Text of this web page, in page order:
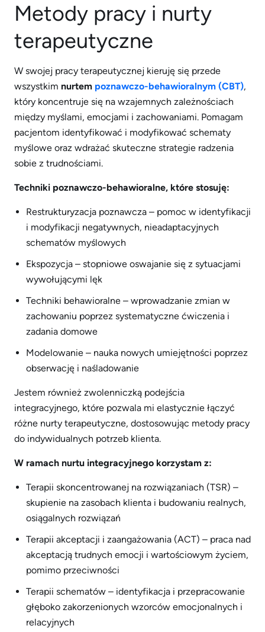
Metody pracy i nurty
terapeutyczne
W swojej pracy terapeutycznej kieruję się przede
wszystkim nurtem poznawczo-behawioralnym (CBT),
który koncentruje się na wzajemnych zależnościach
między myślami, emocjami i zachowaniami. Pomagam
pacjentom identyfikować i modyfikować schematy
myślowe oraz wdrażać skuteczne strategie radzenia
sobie z trudnościami.
Techniki poznawczo-behawioralne, które stosuję:
Restrukturyzacja poznawcza – pomoc w identyfikacji
i modyfikacji negatywnych, nieadaptacyjnych
schematów myślowych
Ekspozycja – stopniowe oswajanie się z sytuacjami
wywołującymi lęk
Techniki behawioralne – wprowadzanie zmian w
zachowaniu poprzez systematyczne ćwiczenia i
zadania domowe
Modelowanie – nauka nowych umiejętności poprzez
obserwację i naśladowanie
Jestem również zwolenniczką podejścia
integracyjnego, które pozwala mi elastycznie łączyć
różne nurty terapeutyczne, dostosowując metody pracy
do indywidualnych potrzeb klienta.
W ramach nurtu integracyjnego korzystam z:
Terapii skoncentrowanej na rozwiązaniach (TSR) –
skupienie na zasobach klienta i budowaniu realnych,
osiągalnych rozwiązań
Terapii akceptacji i zaangażowania (ACT) – praca nad
akceptacją trudnych emocji i wartościowym życiem,
pomimo przeciwności
Terapii schematów – identyfikacja i przepracowanie
głęboko zakorzenionych wzorców emocjonalnych i
relacyjnych